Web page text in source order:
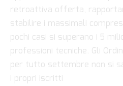
retroattiva offerta,
stabilire i massimali
pochi casi si superano i 5
professioni tecniche. Gli
per tutto settembre non si
i propri iscritti